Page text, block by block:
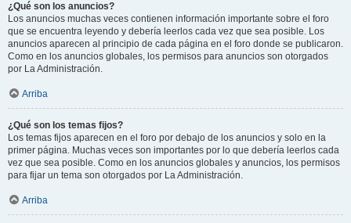
¿Qué son los anuncios?
Los anuncios muchas veces contienen información importante sobre el foro
que se encuentra leyendo y debería leerlos cada vez que sea posible. Los
anuncios aparecen al principio de cada página en el foro donde se publicaron.
Como en los anuncios globales, los permisos para anuncios son otorgados
por La Administración.
Arriba
¿Qué son los temas fijos?
Los temas fijos aparecen en el foro por debajo de los anuncios y solo en la
primer página. Muchas veces son importantes por lo que debería leerlos cada
vez que sea posible. Como en los anuncios globales y anuncios, los permisos
para fijar un tema son otorgados por La Administración.
Arriba